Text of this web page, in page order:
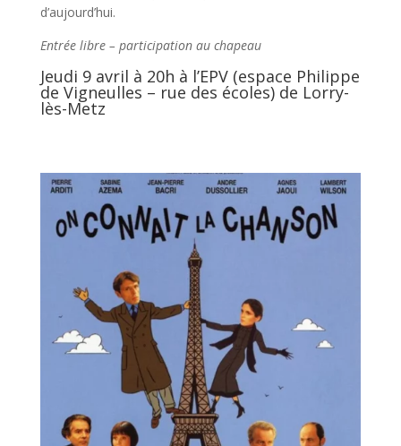
d’aujourd’hui.
Entrée libre – participation au chapeau
Jeudi 9 avril à 20h à l’EPV (espace Philippe
de Vigneulles – rue des écoles) de Lorry-
lès-Metz